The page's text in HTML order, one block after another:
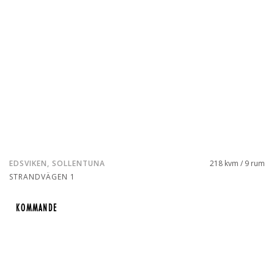
EDSVIKEN, SOLLENTUNA
STRANDVÄGEN 1
218 kvm / 9 rum
KOMMANDE
KOMMANDE